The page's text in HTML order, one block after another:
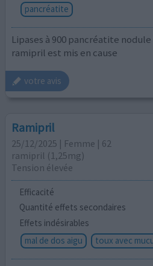
pancréatite
Lipases à 900 pancréatite
ramipril est mis en cause
votre avis
Ramipril
25/12/2025 | Femme | 62
ramipril (1,25mg)
Tension élevée
Efficacité
Quantité effets secondaires
Effets indésirables
mal de dos aigu
toux avec